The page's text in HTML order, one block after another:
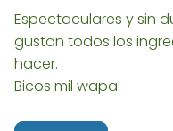
Espectaculares y sin
gustan todos los
hacer.
Bicos mil wapa.